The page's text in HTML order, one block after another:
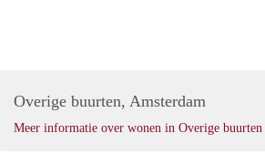
Overige buurten, Amsterdam
Meer informatie over wonen in Overige buurten